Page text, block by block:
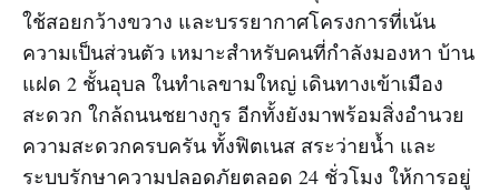
ใช้สอยกว้างขวาง และบรรยากาศโครงการที่เน้น
ความเป็นส่วนตัว เหมาะสำหรับคนที่กำลังมองหา บ้าน
แฝด 2 ชั้นอุบล ในทำเลขามใหญ่ เดินทางเข้าเมือง
สะดวก ใกล้ถนนชยางกูร อีกทั้งยังมาพร้อมสิ่งอำนวย
ความสะดวกครบครัน ทั้งฟิตเนส สระว่ายน้ำ และ
ระบบรักษาความปลอดภัยตลอด 24 ชั่วโมง ให้การอยู่